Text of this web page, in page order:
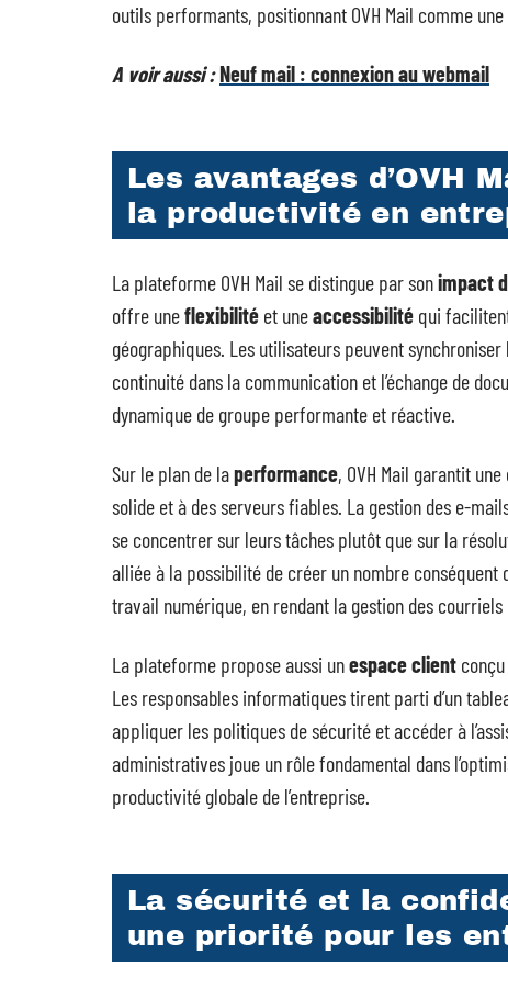
outils performants, positionnant OVH Mail comme
A voir aussi :Neuf mail : connexion au webmail
Les avantages d’OVH
la productivité en
La plateforme OVH Mail se distingue par sonimpact
offre uneflexibilité et uneaccessibilité qui
géographiques. Les utilisateurs peuvent
continuité dans la communication et l’échange de
dynamique de groupe performante et réactive.
Sur le plan de laperformance, OVH Mail garantit
solide et à des serveurs fiables. La gestion des e-
se concentrer sur leurs tâches plutôt que sur la
alliée à la possibilité de créer un nombre
travail numérique, en rendant la gestion des
La plateforme propose aussi unespace client
Les responsables informatiques tirent parti d’un
appliquer les politiques de sécurité et accéder à
administratives joue un rôle fondamental dans
productivité globale de l’entreprise.
La sécurité et la
une priorité pour les